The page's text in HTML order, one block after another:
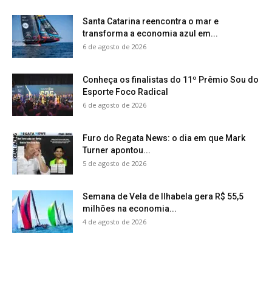
Santa Catarina reencontra o mar e
transforma a economia azul em...
6 de agosto de 2026
Conheça os finalistas do 11º Prêmio Sou do
Esporte Foco Radical
6 de agosto de 2026
Furo do Regata News: o dia em que Mark
Turner apontou...
5 de agosto de 2026
Semana de Vela de Ilhabela gera R$ 55,5
milhões na economia...
4 de agosto de 2026